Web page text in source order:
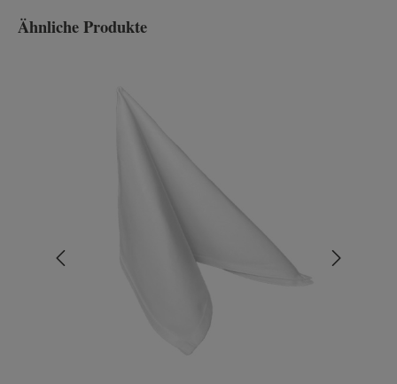
Produktgalerie überspringen
Ähnliche Produkte